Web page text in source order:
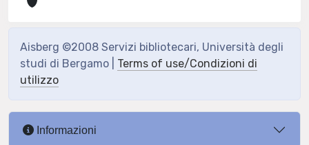
Aisberg ©2008 Servizi bibliotecari, Università degli
studi di Bergamo | Terms of use/Condizioni di
utilizzo
Informazioni